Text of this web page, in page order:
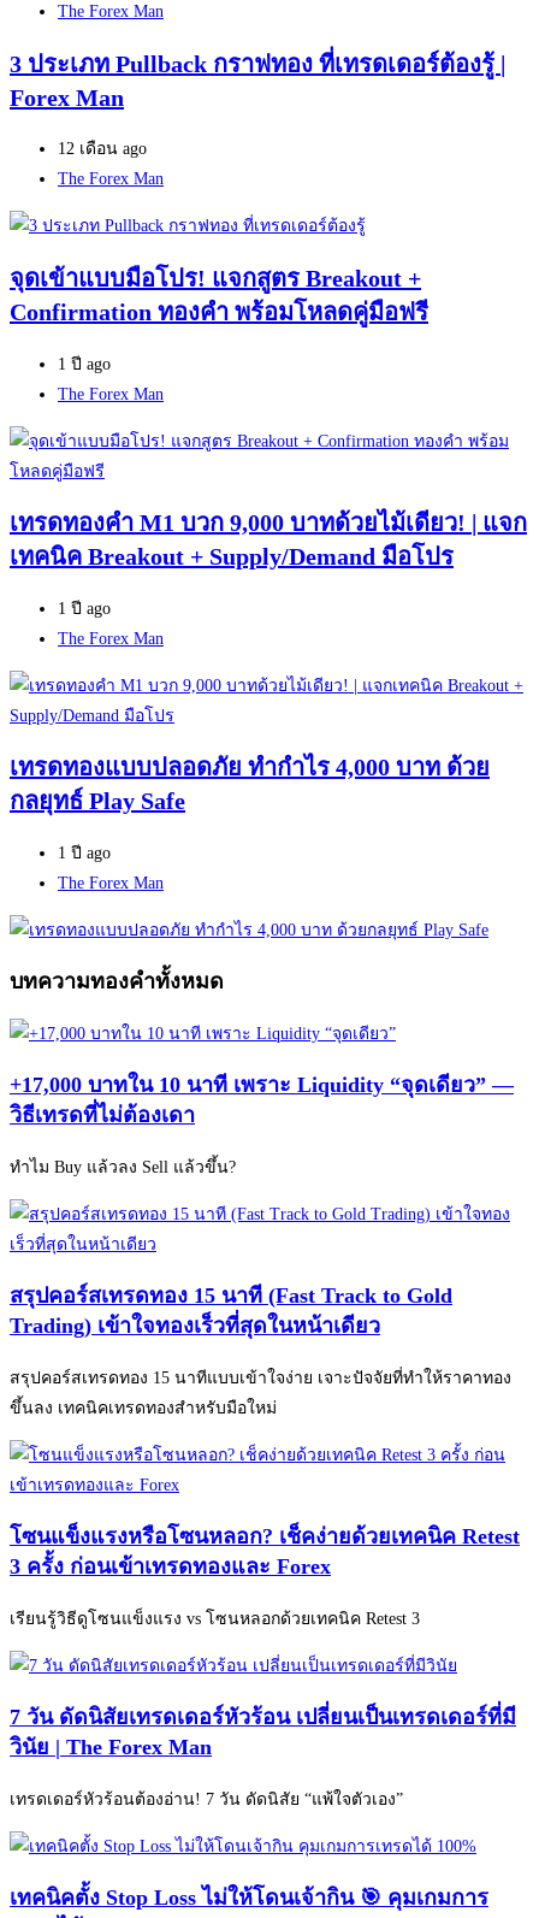
Author
The Forex Man
3 ประเภท Pullback กราฟทอง ที่เทรดเดอร์ต้องรู้ |
Forex Man
12 เดือน ago
Author
The Forex Man
จุดเข้าแบบมือโปร! แจกสูตร Breakout +
Confirmation ทองคำ พร้อมโหลดคู่มือฟรี
1 ปี ago
Author
The Forex Man
เทรดทองคำ M1 บวก 9,000 บาทด้วยไม้เดียว! | แจก
เทคนิค Breakout + Supply/Demand มือโปร
1 ปี ago
Author
The Forex Man
เทรดทองแบบปลอดภัย ทำกำไร 4,000 บาท ด้วย
กลยุทธ์ Play Safe
1 ปี ago
Author
The Forex Man
บทความทองคำทั้งหมด
+17,000 บาทใน 10 นาที เพราะ Liquidity “จุดเดียว” —
วิธีเทรดที่ไม่ต้องเดา
ทำไม Buy แล้วลง Sell แล้วขึ้น?
สรุปคอร์สเทรดทอง 15 นาที (Fast Track to Gold
Trading) เข้าใจทองเร็วที่สุดในหน้าเดียว
สรุปคอร์สเทรดทอง 15 นาทีแบบเข้าใจง่าย เจาะปัจจัยที่ทำให้ราคาทอง
ขึ้นลง เทคนิคเทรดทองสำหรับมือใหม่
โซนแข็งแรงหรือโซนหลอก? เช็คง่ายด้วยเทคนิค Retest
3 ครั้ง ก่อนเข้าเทรดทองและ Forex
เรียนรู้วิธีดูโซนแข็งแรง vs โซนหลอกด้วยเทคนิค Retest 3
7 วัน ดัดนิสัยเทรดเดอร์หัวร้อน เปลี่ยนเป็นเทรดเดอร์ที่มี
วินัย | The Forex Man
เทรดเดอร์หัวร้อนต้องอ่าน! 7 วัน ดัดนิสัย “แพ้ใจตัวเอง”
เทคนิคตั้ง Stop Loss ไม่ให้โดนเจ้ากิน 🎯 คุมเกมการ